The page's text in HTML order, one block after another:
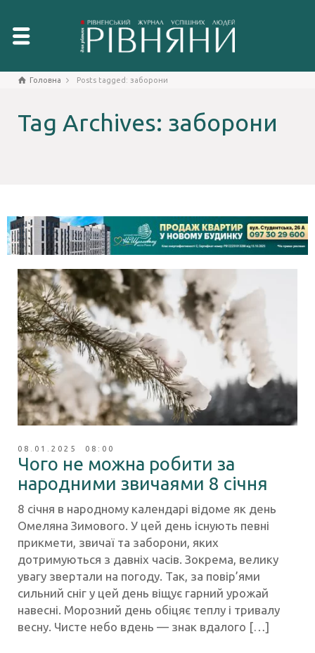
Головна Posts tagged: заборони
Tag Archives: заборони
08.01.2025 08:00
Чого не можна робити за
народними звичаями 8 січня
8 січня в народному календарі відоме як день
Омеляна Зимового. У цей день існують певні
прикмети, звичаї та заборони, яких
дотримуються з давніх часів. Зокрема, велику
увагу звертали на погоду. Так, за повір’ями
сильний сніг у цей день віщує гарний урожай
навесні. Морозний день обіцяє теплу і тривалу
весну. Чисте небо вдень — знак вдалого […]